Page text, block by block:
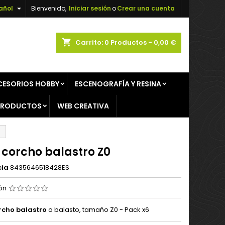
Bienvenido, Iniciar sesiónoCrear una cuenta

shopping_cart Carrito: 0 Productos - 0,00 €
HOBBY ESCENOGRAFÍA Y RESINA
WEB CREATIVA
balastro Z0
8435646518428ES
balastro o balasto, tamaño Z0 - Pack x6